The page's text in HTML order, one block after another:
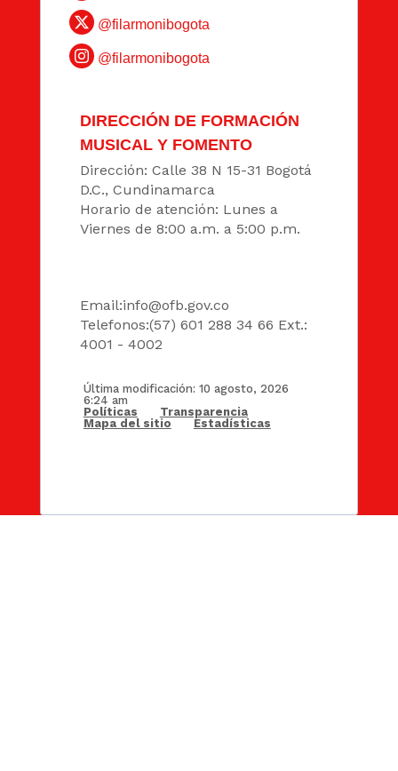
@filarmonibogota
@filarmonibogota
DIRECCIÓN DE FORMACIÓN
MUSICAL Y FOMENTO
Dirección: Calle 38 N 15-31 Bogotá
D.C., Cundinamarca
Horario de atención: Lunes a
Viernes de 8:00 a.m. a 5:00 p.m.
Email:info@ofb.gov.co
Telefonos:(57) 601 288 34 66 Ext.:
4001 - 4002
Última modificación: 10 agosto, 2026
6:24 am
Políticas
Transparencia
Mapa del sitio
Estadísticas